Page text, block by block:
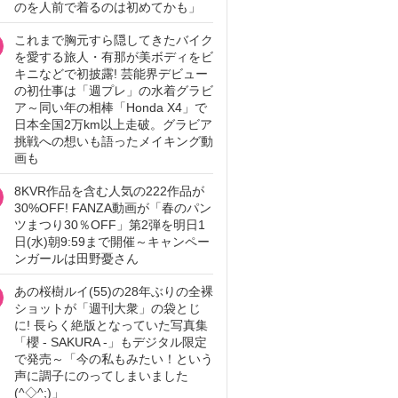
のを人前で着るのは初めてかも」
これまで胸元すら隠してきたバイク
を愛する旅人・有那が美ボディをビ
キニなどで初披露! 芸能界デビュー
の初仕事は「週プレ」の水着グラビ
ア～同い年の相棒「Honda X4」で
日本全国2万km以上走破。グラビア
挑戦への想いも語ったメイキング動
画も
8KVR作品を含む人気の222作品が
30%OFF! FANZA動画が「春のパン
ツまつり30％OFF」第2弾を明日1
日(水)朝9:59まで開催～キャンペー
ンガールは田野憂さん
あの桜樹ルイ(55)の28年ぶりの全裸
ショットが「週刊大衆」の袋とじ
に! 長らく絶版となっていた写真集
「櫻 - SAKURA -」もデジタル限定
で発売～「今の私もみたい！という
声に調子にのってしまいました
(^◇^;)」